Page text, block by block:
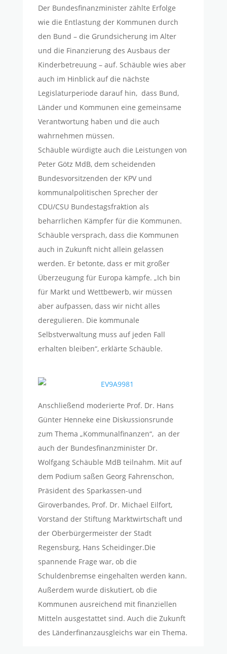
Der Bundesfinanzminister zählte Erfolge
wie die Entlastung der Kommunen durch
den Bund – die Grundsicherung im Alter
und die Finanzierung des Ausbaus der
Kinderbetreuung – auf. Schäuble wies aber
auch im Hinblick auf die nächste
Legislaturperiode darauf hin, dass Bund,
Länder und Kommunen eine gemeinsame
Verantwortung haben und die auch
wahrnehmen müssen.
Schäuble würdigte auch die Leistungen von
Peter Götz MdB, dem scheidenden
Bundesvorsitzenden der KPV und
kommunalpolitischen Sprecher der
CDU/CSU Bundestagsfraktion als
beharrlichen Kämpfer für die Kommunen.
Schäuble versprach, dass die Kommunen
auch in Zukunft nicht allein gelassen
werden. Er betonte, dass er mit großer
Überzeugung für Europa kämpfe. „Ich bin
für Markt und Wettbewerb, wir müssen
aber aufpassen, dass wir nicht alles
deregulieren. Die kommunale
Selbstverwaltung muss auf jeden Fall
erhalten bleiben“, erklärte Schäuble.
Anschließend moderierte Prof. Dr. Hans
Günter Henneke eine Diskussionsrunde
zum Thema „Kommunalfinanzen“, an der
auch der Bundesfinanzminister Dr.
Wolfgang Schäuble MdB teilnahm. Mit auf
dem Podium saßen Georg Fahrenschon,
Präsident des Sparkassen-und
Giroverbandes, Prof. Dr. Michael Eilfort,
Vorstand der Stiftung Marktwirtschaft und
der Oberbürgermeister der Stadt
Regensburg, Hans Scheidinger.Die
spannende Frage war, ob die
Schuldenbremse eingehalten werden kann.
Außerdem wurde diskutiert, ob die
Kommunen ausreichend mit finanziellen
Mitteln ausgestattet sind. Auch die Zukunft
des Länderfinanzausgleichs war ein Thema.